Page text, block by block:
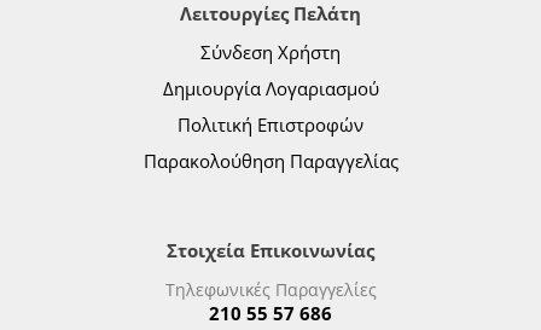
Λειτουργίες Πελάτη
Σύνδεση Χρήστη
Δημιουργία Λογαριασμού
Πολιτική Επιστροφών
Παρακολούθηση Παραγγελίας
Στοιχεία Επικοινωνίας
Τηλεφωνικές Παραγγελίες
210 55 57 686